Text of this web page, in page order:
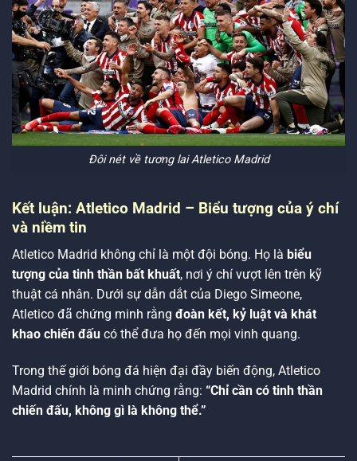
Đôi nét về tương lai Atletico Madrid
Kết luận: Atletico Madrid – Biểu tượng của ý chí
và niềm tin
Atletico Madrid không chỉ là một đội bóng. Họ là biểu
tượng của tinh thần bất khuất, nơi ý chí vượt lên trên kỹ
thuật cá nhân. Dưới sự dẫn dắt của Diego Simeone,
Atletico đã chứng minh rằng đoàn kết, kỷ luật và khát
khao chiến đấu có thể đưa họ đến mọi vinh quang.
Trong thế giới bóng đá hiện đại đầy biến động, Atletico
Madrid chính là minh chứng rằng: “Chỉ cần có tinh thần
chiến đấu, không gì là không thể.”